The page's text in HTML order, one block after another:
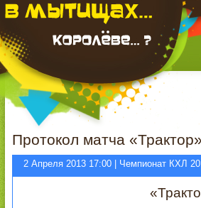
Протокол матча
2 Апреля 2013 17:00 | Чемпионат КХЛ